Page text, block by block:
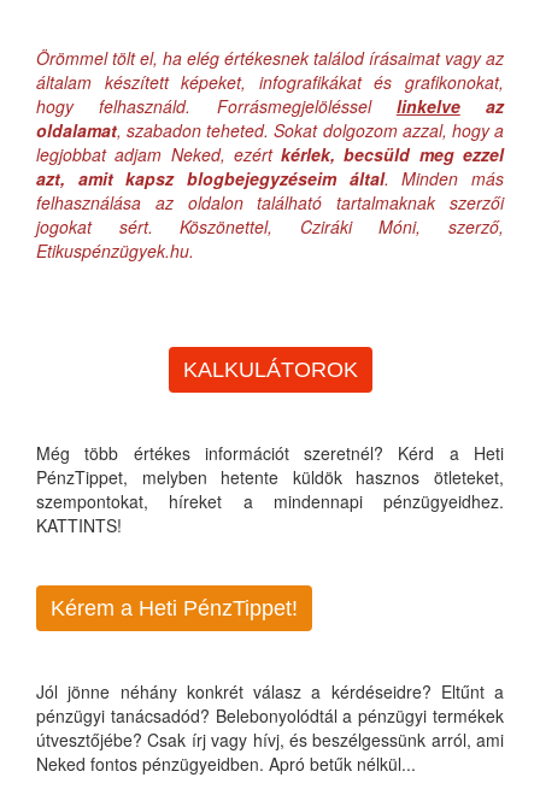
Örömmel tölt el, ha elég értékesnek találod írásaimat vagy az
általam készített képeket, infografikákat és grafikonokat,
hogy felhasználd. Forrásmegjelöléssel linkelveaz
oldalamat, szabadon teheted. Sokat dolgozom azzal, hogy a
legjobbat adjam Neked, ezértkérlek, becsüld meg ezzel
azt, amit kapsz blogbejegyzéseim által. Minden más
felhasználása az oldalon található tartalmaknak szerzői
jogokat sért. Köszönettel, Cziráki Móni, szerző,
Etikuspénzügyek.hu.
KALKULÁTOROK
Még több értékes információt szeretnél? Kérd a Heti
PénzTippet, melyben hetente küldök hasznos ötleteket,
szempontokat, híreket a mindennapi pénzügyeidhez.
KATTINTS!
Kérem a Heti PénzTippet!
Jól jönne néhány konkrét válasz a kérdéseidre? Eltűnt a
pénzügyi tanácsadód? Belebonyolódtál a pénzügyi termékek
útvesztőjébe? Csak írj vagy hívj, és beszélgessünk arról, ami
Neked fontos pénzügyeidben. Apró betűk nélkül...